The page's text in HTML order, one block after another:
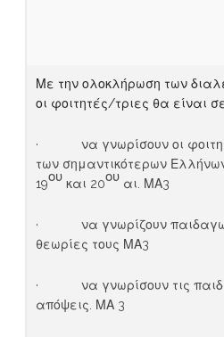
Με την ολοκλήρωση των
οι φοιτητές/τριες θα είναι
· να γνωρίσουν οι
των σημαντικότερων
19ου και 20ου αι. ΜΑ3
· να γνωρίζουν
θεωρίες τους ΜΑ3
· να γνωρίσουν τις
απόψεις. ΜΑ 3